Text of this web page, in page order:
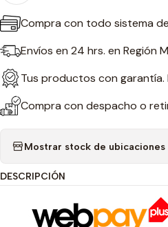
Compra con todo sistema
Envíos en 24 hrs. en Región
Tus productos con
Compra con despacho o
Mostrar stock de ubicaciones
DESCRIPCIÓN